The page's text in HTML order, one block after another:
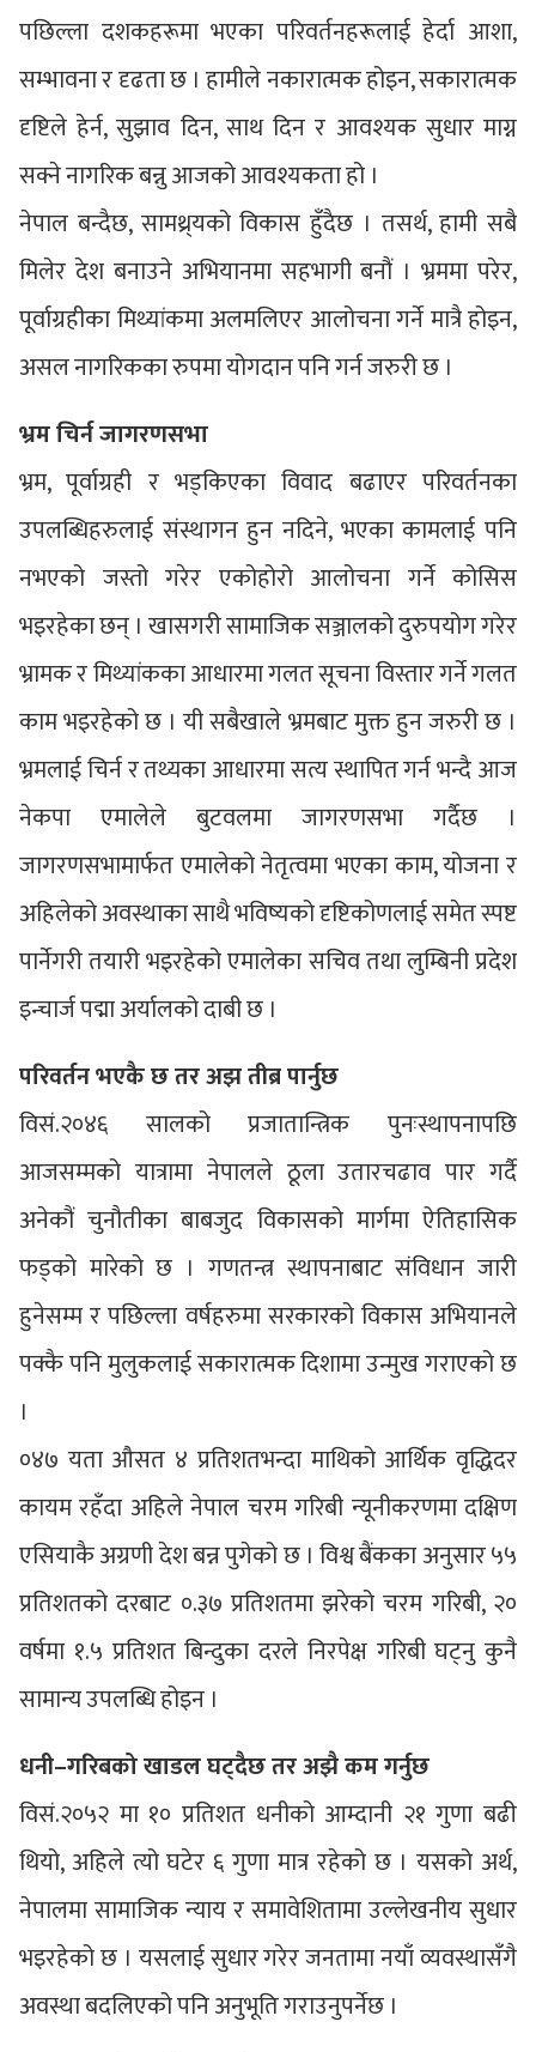
पछिल्ला दशकहरूमा भएका परिवर्तनहरूलाई हेर्दा आशा,
सम्भावना र दृढता छ । हामीले नकारात्मक होइन, सकारात्मक
दृष्टिले हेर्न, सुझाव दिन, साथ दिन र आवश्यक सुधार माग्न
सक्ने नागरिक बन्नु आजको आवश्यकता हो ।
नेपाल बन्दैछ, सामथ्र्यको विकास हुँदैछ । तसर्थ, हामी सबै
मिलेर देश बनाउने अभियानमा सहभागी बनौं । भ्रममा परेर,
पूर्वाग्रहीका मिथ्यांकमा अलमलिएर आलोचना गर्ने मात्रै होइन,
असल नागरिकका रुपमा योगदान पनि गर्न जरुरी छ ।
भ्रम चिर्न जागरणसभा
भ्रम, पूर्वाग्रही र भड्किएका विवाद बढाएर परिवर्तनका
उपलब्धिहरुलाई संस्थागन हुन नदिने, भएका कामलाई पनि
नभएको जस्तो गरेर एकोहोरो आलोचना गर्ने कोसिस
भइरहेका छन् । खासगरी सामाजिक सञ्जालको दुरुपयोग गरेर
भ्रामक र मिथ्यांकका आधारमा गलत सूचना विस्तार गर्ने गलत
काम भइरहेको छ । यी सबैखाले भ्रमबाट मुक्त हुन जरुरी छ ।
भ्रमलाई चिर्न र तथ्यका आधारमा सत्य स्थापित गर्न भन्दै आज
नेकपा एमालेले बुटवलमा जागरणसभा गर्दैछ ।
जागरणसभामार्फत एमालेको नेतृत्वमा भएका काम, योजना र
अहिलेको अवस्थाका साथै भविष्यको दृष्टिकोणलाई समेत स्पष्ट
पार्नेगरी तयारी भइरहेको एमालेका सचिव तथा लुम्बिनी प्रदेश
इन्चार्ज पद्मा अर्यालको दाबी छ ।
परिवर्तन भएकै छ तर अझ तीब्र पार्नुछ
विसं.२०४६ सालको प्रजातान्त्रिक पुनःस्थापनापछि
आजसम्मको यात्रामा नेपालले ठूला उतारचढाव पार गर्दै
अनेकौं चुनौतीका बाबजुद विकासको मार्गमा ऐतिहासिक
फड्को मारेको छ । गणतन्त्र स्थापनाबाट संविधान जारी
हुनेसम्म र पछिल्ला वर्षहरुमा सरकारको विकास अभियानले
पक्कै पनि मुलुकलाई सकारात्मक दिशामा उन्मुख गराएको छ
।
०४७ यता औसत ४ प्रतिशतभन्दा माथिको आर्थिक वृद्धिदर
कायम रहँदा अहिले नेपाल चरम गरिबी न्यूनीकरणमा दक्षिण
एसियाकै अग्रणी देश बन्न पुगेको छ । विश्व बैंकका अनुसार ५५
प्रतिशतको दरबाट ०.३७ प्रतिशतमा झरेको चरम गरिबी, २०
वर्षमा १.५ प्रतिशत बिन्दुका दरले निरपेक्ष गरिबी घट्नु कुनै
सामान्य उपलब्धि होइन ।
धनी–गरिबको खाडल घट्दैछ तर अझै कम गर्नुछ
विसं.२०५२ मा १० प्रतिशत धनीको आम्दानी २१ गुणा बढी
थियो, अहिले त्यो घटेर ६ गुणा मात्र रहेको छ । यसको अर्थ,
नेपालमा सामाजिक न्याय र समावेशितामा उल्लेखनीय सुधार
भइरहेको छ । यसलाई सुधार गरेर जनतामा नयाँ व्यवस्थासँगै
अवस्था बदलिएको पनि अनुभूति गराउनुपर्नेछ ।